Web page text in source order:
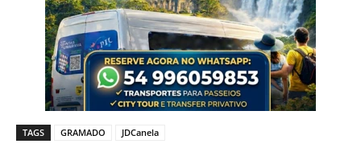
TAGS GRAMADO JDCanela